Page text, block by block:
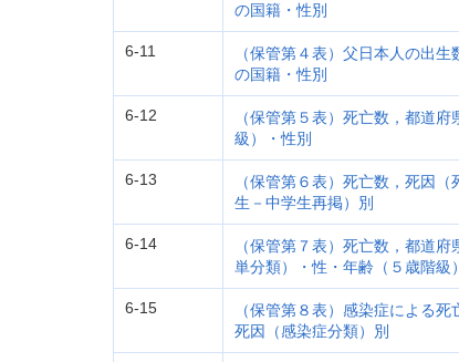
の国籍・性別
6-11
（保管第４表）父日本人の出
の国籍・性別
6-12
（保管第５表）死亡数，都道
級）・性別
6-13
（保管第６表）死亡数，死因
生－中学生再掲）別
6-14
（保管第７表）死亡数，都道
単分類）・性・年齢（５歳階級
6-15
（保管第８表）感染症による
死因（感染症分類）別